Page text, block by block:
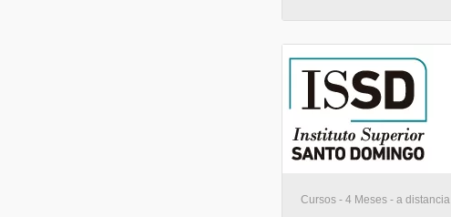
Cursos - 4 Meses - a distancia